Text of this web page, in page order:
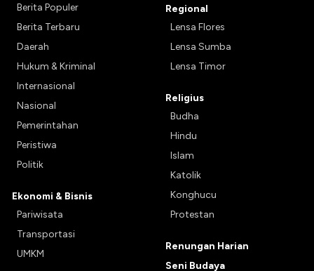
Berita Populer
Berita Terbaru
Daerah
Hukum & Kriminal
Internasional
Nasional
Pemerintahan
Peristiwa
Politik
Ekonomi & Bisnis
Pariwisata
Transportasi
UMKM
Regional
Lensa Flores
Lensa Sumba
Lensa Timor
Religius
Budha
Hindu
Islam
Katolik
Konghucu
Protestan
Renungan Harian
Seni Budaya